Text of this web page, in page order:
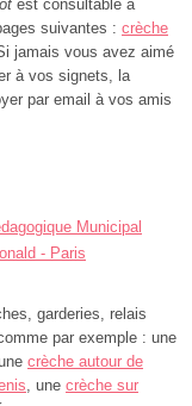
est consultable à
suivantes : crèche
Si jamais vous avez aimé
à vos signets, la
par email à vos amis
Municipal
- Paris
- Paris
garderies, relais
comme par exemple : une
une crèche autour de
, une crèche sur